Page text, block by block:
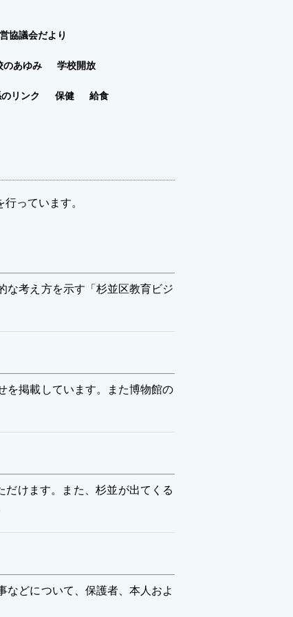
協議会だより
のあゆみ 学校開放
リンク 保健 給食
行っています。
考え方を示す「杉並区教育ビジ
を掲載しています。また博物館の
けます。また、杉並が出てくる
どについて、保護者、本人およ